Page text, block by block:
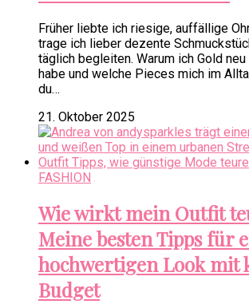
Früher liebte ich riesige, auffällige
trage ich lieber dezente
täglich begleiten. Warum ich Gold
habe und welche Pieces mich im
du…
21. Oktober 2025
FASHION
Wie wirkt mein Outfit
Meine besten Tipps für
hochwertigen Look mit
Budget